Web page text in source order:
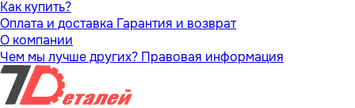
Как купить?
Оплата и доставка Гарантия и возврат
О компании
Чем мы лучше других? Правовая информация